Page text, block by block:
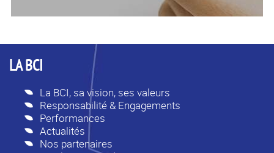
LA BCI
La BCI, sa vision, ses valeurs
Responsabilité & Engagements
Performances
Actualités
Nos partenaires